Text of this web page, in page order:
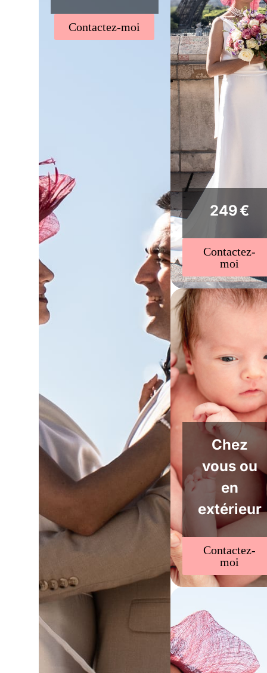
Contactez-moi
249 €
Contactez-
moi
Chez
vous ou
en
extérieur
Contactez-
moi